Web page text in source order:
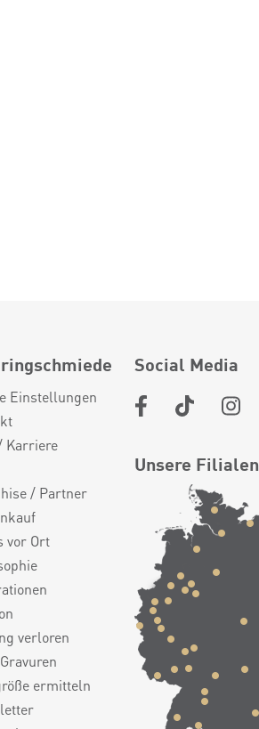
Einstellungen
Karriere
/ Partner
vor Ort
verloren
ermitteln
Social Media
Unsere Filialen